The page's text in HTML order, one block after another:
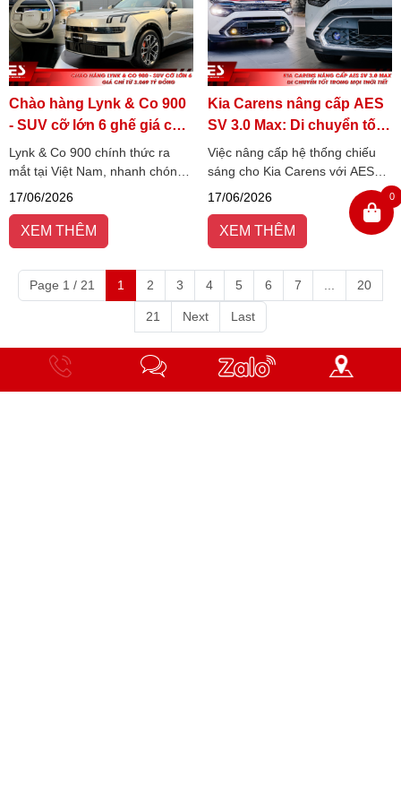
Chào hàng Lynk & Co 900
- SUV cỡ lớn 6 ghế giá chỉ
từ 3.069 tỷ đồng
Lynk & Co 900 chính thức ra
mắt tại Việt Nam, nhanh chóng
thu hút sự chú ý nhờ định vị
cách sang trọng và giàu công
nghệ.
17/06/2026
XEM THÊM
Kia Carens nâng cấp AES
SV 3.0 Max: Di chuyển tốt
trong mọi thời tiết
Việc nâng cấp hệ thống chiếu
sáng cho Kia Carens với AES
SV 3.0 Max giúp cải thiện rõ rệt
tầm nhìn khi di chuyển ban đêm
và trong điều kiện thời tiết xấu.
17/06/2026
XEM THÊM
Page 1 / 21 1 2 3 4 5 6 7 20
21 Next Last
0